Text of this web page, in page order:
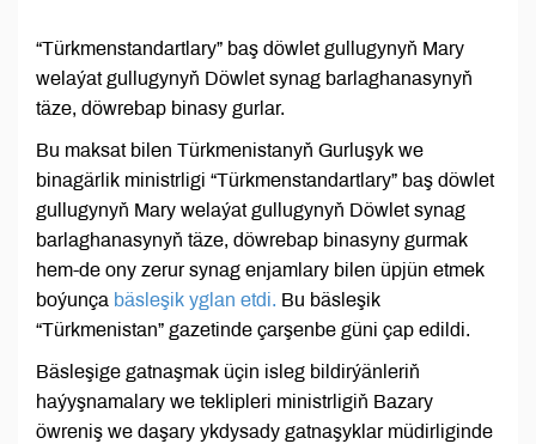
“Türkmenstandartlary” baş döwlet gullugynyň Mary
welaýat gullugynyň Döwlet synag barlaghanasynyň
täze, döwrebap binasy gurlar.
Bu maksat bilen Türkmenistanyň Gurluşyk we
binagärlik ministrligi “Türkmenstandartlary” baş döwlet
gullugynyň Mary welaýat gullugynyň Döwlet synag
barlaghanasynyň täze, döwrebap binasyny gurmak
hem-de ony zerur synag enjamlary bilen üpjün etmek
boýunça bäsleşik yglan etdi. Bu bäsleşik
“Türkmenistan” gazetinde çarşenbe güni çap edildi.
Bäsleşige gatnaşmak üçin isleg bildirýänleriň
haýyşnamalary we teklipleri ministrligiň Bazary
öwreniş we daşary ykdysady gatnaşyklar müdirliginde